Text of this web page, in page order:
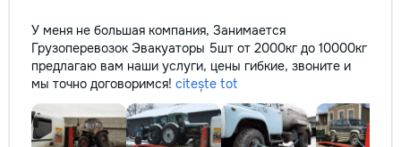
У меня не большая компания, Занимается
Грузоперевозок Эвакуаторы 5шт от 2000кг до 10000кг
предлагаю вам наши услуги, цены гибкие, звоните и
мы точно договоримся! citește tot